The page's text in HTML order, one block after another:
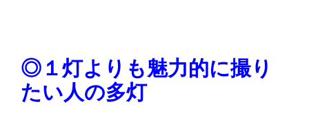
◎１灯よりも魅力的に撮り
たい人の多灯